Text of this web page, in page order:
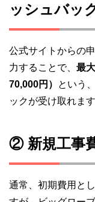
ッシュバッ
公式サイトからの
力することで、 最
70,000円）
という
ックが受け取れます
② 新規工事
通常、初期費用と